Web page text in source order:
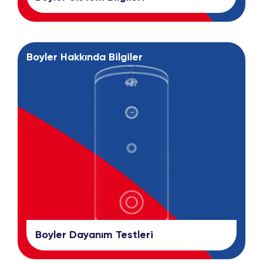
Boyler Hakkında Bilgiler
Boyler Dayanım Testleri